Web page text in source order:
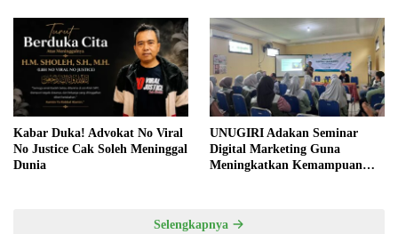
Kabar Duka! Advokat No Viral
No Justice Cak Soleh Meninggal
Dunia
UNUGIRI Adakan Seminar
Digital Marketing Guna
Meningkatkan Kemampuan
Selengkapnya